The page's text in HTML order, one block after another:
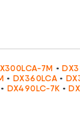
7M •
• DX360LCA •
• DX490LC-7K •